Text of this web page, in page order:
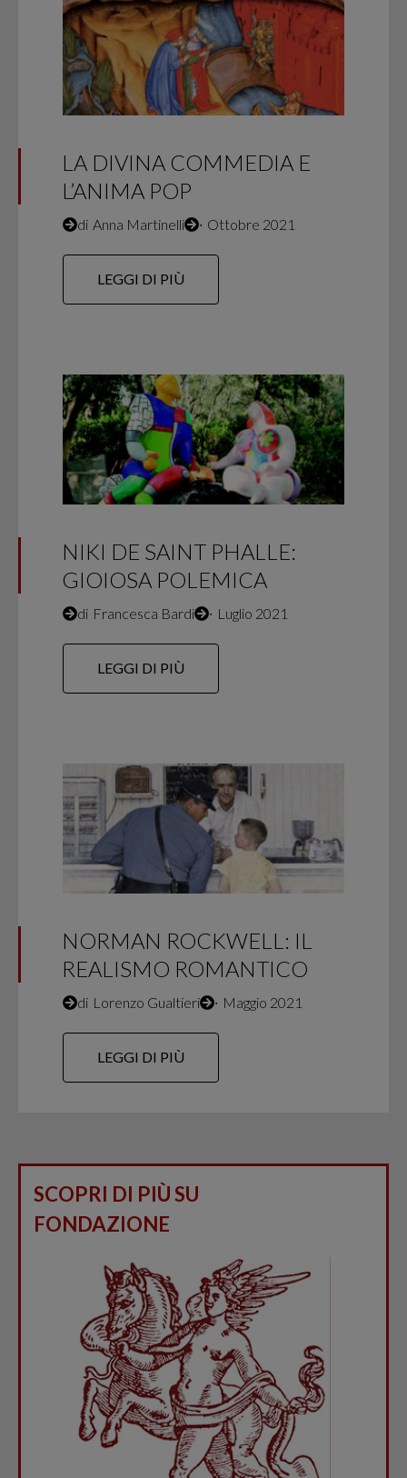
LA DIVINA COMMEDIA E
L’ANIMA POP
di Anna Martinelli ∙ Ottobre 2021
LEGGI DI PIÙ
NIKI DE SAINT PHALLE:
GIOIOSA POLEMICA
di Francesca Bardi ∙ Luglio 2021
LEGGI DI PIÙ
NORMAN ROCKWELL: IL
REALISMO ROMANTICO
di Lorenzo Gualtieri ∙ Maggio 2021
LEGGI DI PIÙ
SCOPRI DI PIÙ SU
FONDAZIONE